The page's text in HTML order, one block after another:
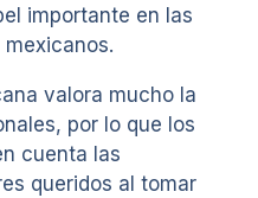
importante en las
valora mucho la
por lo que los
cuenta las
queridos al tomar